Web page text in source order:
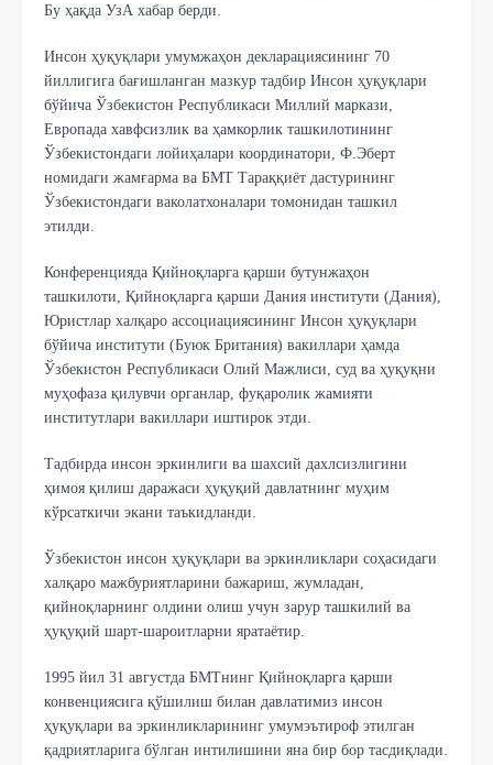
Бу ҳақда УзА хабар берди.
Инсон ҳуқуқлари умумжаҳон декларациясининг 70
йиллигига бағишланган мазкур тадбир Инсон ҳуқуқлари
бўйича Ўзбекистон Республикаси Миллий маркази,
Европада хавфсизлик ва ҳамкорлик ташкилотининг
Ўзбекистондаги лойиҳалари координатори, Ф.Эберт
номидаги жамғарма ва БМТ Тараққиёт дастурининг
Ўзбекистондаги ваколатхоналари томонидан ташкил
этилди.
Конференцияда Қийноқларга қарши бутунжаҳон
ташкилоти, Қийноқларга қарши Дания институти (Дания),
Юристлар халқаро ассоциациясининг Инсон ҳуқуқлари
бўйича институти (Буюк Британия) вакиллари ҳамда
Ўзбекистон Республикаси Олий Мажлиси, суд ва ҳуқуқни
муҳофаза қилувчи органлар, фуқаролик жамияти
институтлари вакиллари иштирок этди.
Тадбирда инсон эркинлиги ва шахсий дахлсизлигини
ҳимоя қилиш даражаси ҳуқуқий давлатнинг муҳим
кўрсаткичи экани таъкидланди.
Ўзбекистон инсон ҳуқуқлари ва эркинликлари соҳасидаги
халқаро мажбуриятларини бажариш, жумладан,
қийноқларнинг олдини олиш учун зарур ташкилий ва
ҳуқуқий шарт-шароитларни яратаётир.
1995 йил 31 августда БМТнинг Қийноқларга қарши
конвенциясига қўшилиш билан давлатимиз инсон
ҳуқуқлари ва эркинликларининг умумэътироф этилган
қадриятларига бўлган интилишини яна бир бор тасдиқлади.